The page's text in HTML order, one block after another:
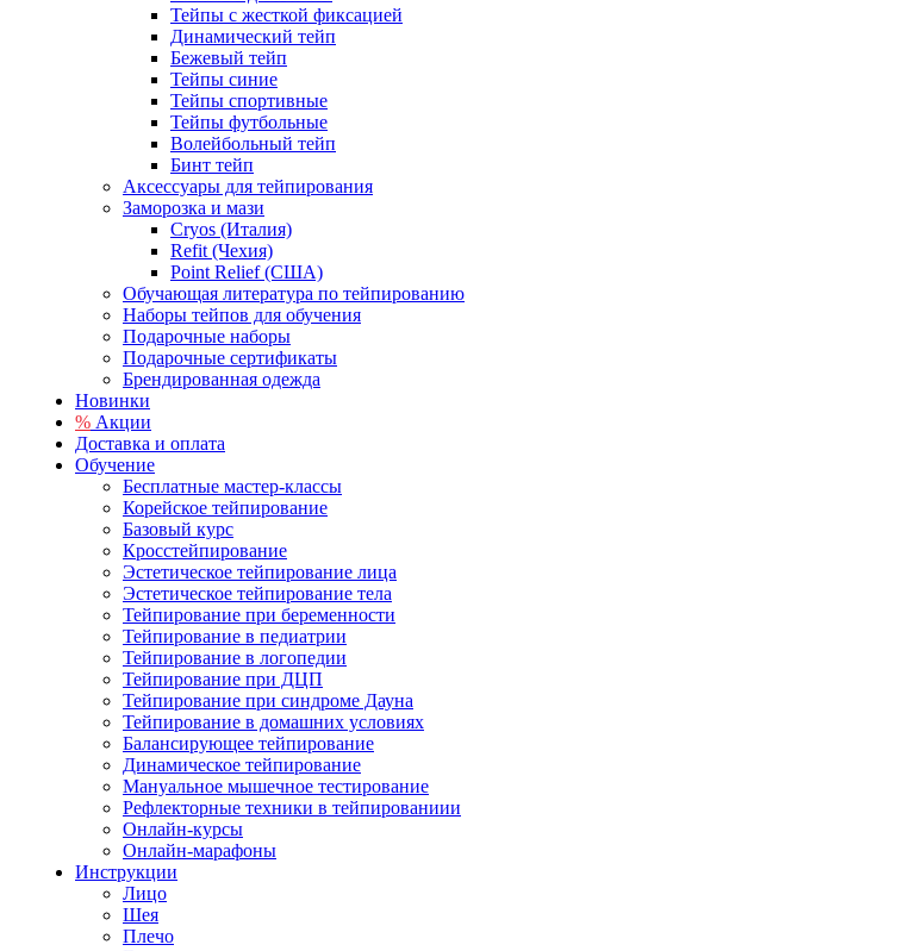
Тейпы с жесткой фиксацией
Динамический тейп
Бежевый тейп
Тейпы синие
Тейпы спортивные
Тейпы футбольные
Волейбольный тейп
Бинт тейп
Аксессуары для тейпирования
Заморозка и мази
Cryos (Италия)
Refit (Чехия)
Point Relief (США)
Обучающая литература по тейпированию
Наборы тейпов для обучения
Подарочные наборы
Подарочные сертификаты
Брендированная одежда
Новинки
% Акции
Доставка и оплата
Обучение
Бесплатные мастер-классы
Корейское тейпирование
Базовый курс
Кросстейпирование
Эстетическое тейпирование лица
Эстетическое тейпирование тела
Тейпирование при беременности
Тейпирование в педиатрии
Тейпирование в логопедии
Тейпирование при ДЦП
Тейпирование при синдроме Дауна
Тейпирование в домашних условиях
Балансирующее тейпирование
Динамическое тейпирование
Мануальное мышечное тестирование
Рефлекторные техники в тейпированиии
Онлайн-курсы
Онлайн-марафоны
Инструкции
Лицо
Шея
Плечо